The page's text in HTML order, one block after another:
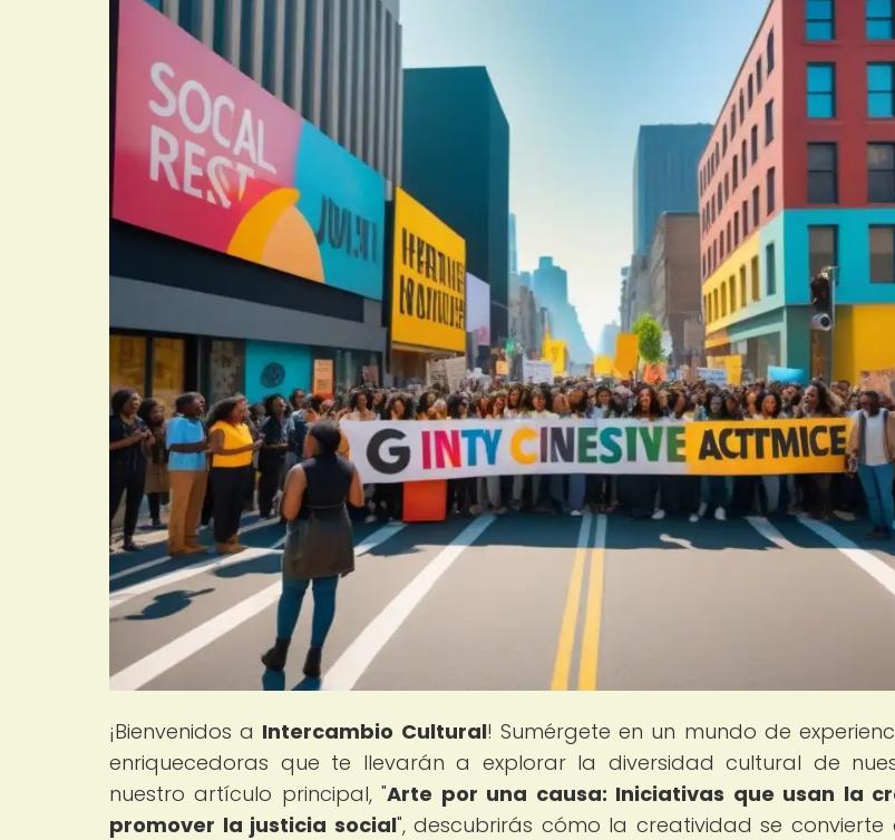
¡Bienvenidos a Intercambio Cultural! Sumérgete en un mundo de
enriquecedoras que te llevarán a explorar la diversidad cultural de
nuestro artículo principal, "Arte por una causa: Iniciativas que usan la
promover la justicia social", descubrirás cómo la creatividad se convierte